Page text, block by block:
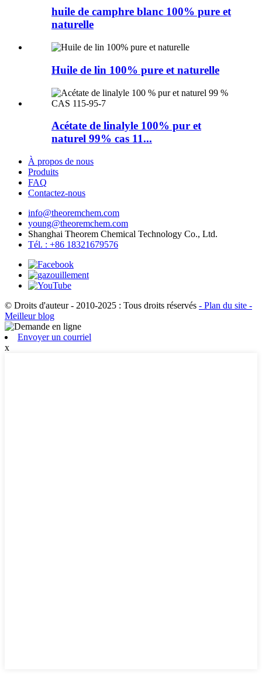
huile de camphre blanc 100% pure et
naturelle
Huile de lin 100% pure et naturelle
Acétate de linalyle 100% pur et
naturel 99% cas 11...
À propos de nous
Produits
FAQ
Contactez-nous
info@theoremchem.com
young@theoremchem.com
Shanghai Theorem Chemical Technology Co., Ltd.
Tél. : +86 18321679576
© Droits d'auteur - 2010-2025 : Tous droits réservés - Plan du site -
Meilleur blog
Envoyer un courriel
x